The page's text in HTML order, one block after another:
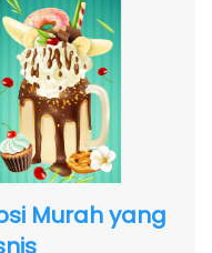
Murah yang